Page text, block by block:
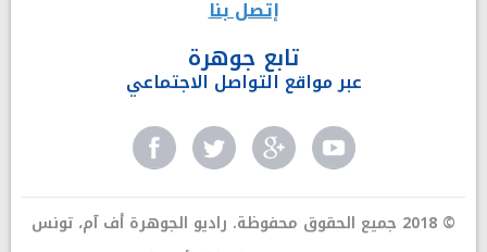
إتصل بنا
تابع جوهرة
عبر مواقع التواصل الاجتماعي
© 2018 جميع الحقوق محفوظة. راديو الجوهرة أف آم، تونس